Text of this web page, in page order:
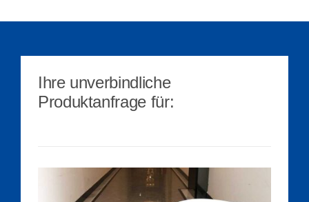
Ihre unverbindliche
Produktanfrage für: